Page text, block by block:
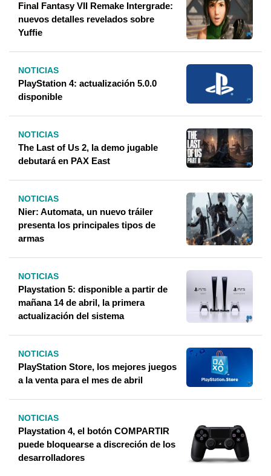
Final Fantasy VII Remake Intergrade:
nuevos detalles revelados sobre
Yuffie
NOTICIAS
PlayStation 4: actualización 5.0.0
disponible
NOTICIAS
The Last of Us 2, la demo jugable
debutará en PAX East
NOTICIAS
Nier: Automata, un nuevo tráiler
presenta los principales tipos de
armas
NOTICIAS
Playstation 5: disponible a partir de
mañana 14 de abril, la primera
actualización del sistema
NOTICIAS
PlayStation Store, los mejores juegos
a la venta para el mes de abril
NOTICIAS
Playstation 4, el botón COMPARTIR
puede bloquearse a discreción de los
desarrolladores